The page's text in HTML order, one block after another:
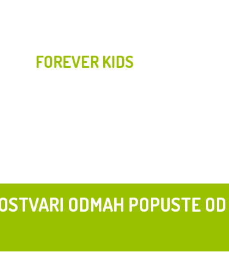
FOREVER KIDS
ODMAH POPUSTE